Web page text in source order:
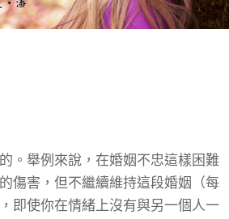
。舉例來說，在婚姻不忠這樣困難
傷害，但不繼續維持這段婚姻（每
即使你在情緒上沒有與另一個人一